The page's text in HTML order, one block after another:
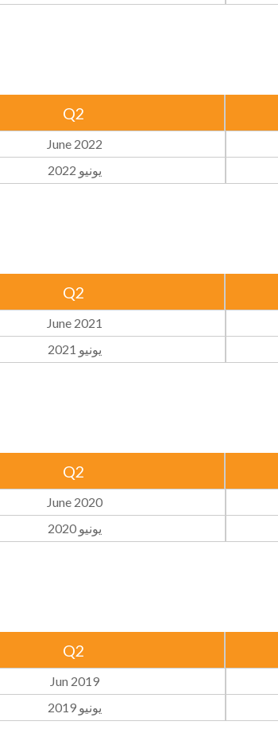
Q2
June 2022
يونيو 2022
Q2
June 2021
يونيو 2021
Q2
June 2020
يونيو 2020
Q2
Jun 2019
يونيو 2019